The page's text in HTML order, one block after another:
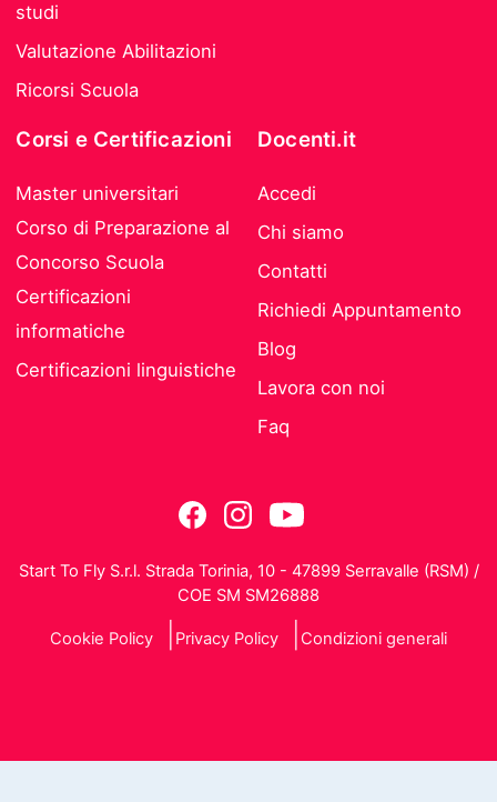
studi
Valutazione Abilitazioni
Ricorsi Scuola
Corsi e Certificazioni
Master universitari
Corso di Preparazione al
Concorso Scuola
Certificazioni
informatiche
Certificazioni linguistiche
Docenti.it
Accedi
Chi siamo
Contatti
Richiedi Appuntamento
Blog
Lavora con noi
Faq
Start To Fly S.r.l. Strada Torinia, 10 - 47899 Serravalle (RSM) /
COE SM SM26888
Cookie Policy Privacy Policy Condizioni generali